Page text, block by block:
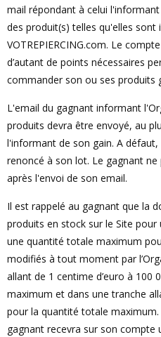
mail répondant à celui
des produit(s) telles qu'elles sont
VOTREPIERCING.com. Le
d’autant de points nécessaires
commander son ou ses produits
L'email du gagnant informant
produits devra être envoyé, au
l'informant de son gain. A
renoncé à son lot. Le gagnant
après l'envoi de son email.
Il est rappelé au gagnant que la
produits en stock sur le Site
une quantité totale maximum
modifiés à tout moment par
allant de 1 centime d’euro à
maximum et dans une tranche
pour la quantité totale
gagnant recevra sur son